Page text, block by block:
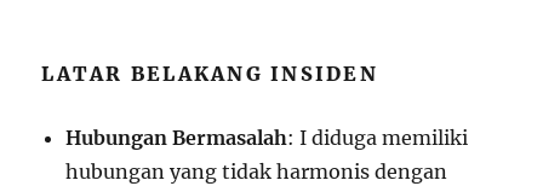
LATAR BELAKANG INSIDEN
Hubungan Bermasalah: I diduga memiliki
hubungan yang tidak harmonis dengan